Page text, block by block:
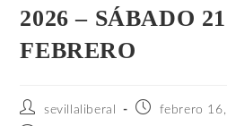
2026 – SÁBADO
FEBRERO
sevillaliberal febrero